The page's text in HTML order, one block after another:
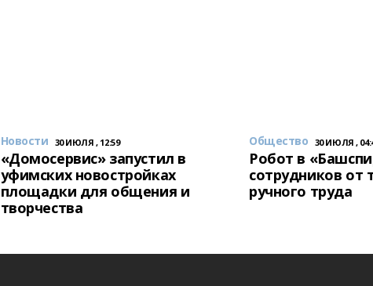
Новости 30 ИЮЛЯ , 12:59
«Домосервис» запустил в
уфимских новостройках
площадки для общения и
творчества
Общество 30 ИЮЛЯ ,
Робот в
сотрудников от
ручного труда